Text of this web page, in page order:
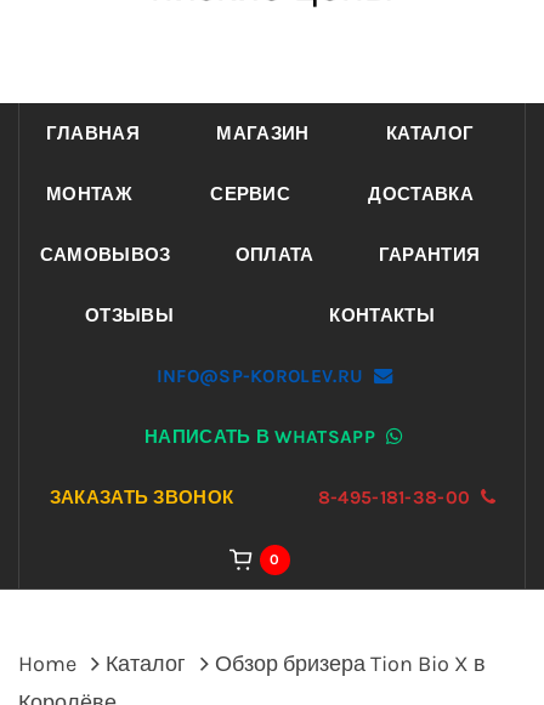
ГЛАВНАЯ МАГАЗИН КАТАЛОГ
МОНТАЖ СЕРВИС ДОСТАВКА
САМОВЫВОЗ ОПЛАТА ГАРАНТИЯ
ОТЗЫВЫ КОНТАКТЫ
INFO@SP-KOROLEV.RU
НАПИСАТЬ В WHATSAPP
ЗАКАЗАТЬ ЗВОНОК 8-495-181-38-00
0
Home Каталог
Обзор бризера Tion Bio X в